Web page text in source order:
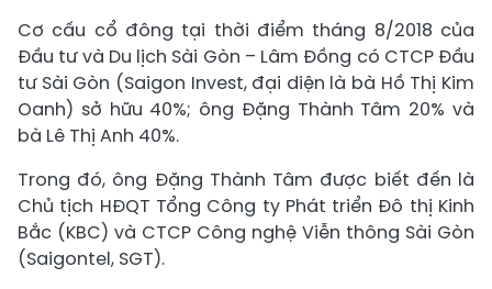
Cơ cấu cổ đông tại thời điểm tháng 8/2018 của
Đầu tư và Du lịch Sài Gòn – Lâm Đồng có CTCP Đầu
tư Sài Gòn (Saigon Invest, đại diện là bà Hồ Thị Kim
Oanh) sở hữu 40%; ông Đặng Thành Tâm 20% và
bà Lê Thị Anh 40%.
Trong đó, ông Đặng Thành Tâm được biết đến là
Chủ tịch HĐQT Tổng Công ty Phát triển Đô thị Kinh
Bắc (KBC) và CTCP Công nghệ Viễn thông Sài Gòn
(Saigontel, SGT).